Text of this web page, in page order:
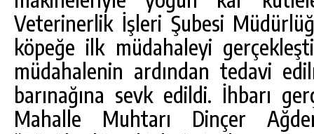
Veterinerlik İşleri Şubesi
köpeğe ilk müdahaleyi
müdahalenin ardından tedavi
barınağına sevk edildi. İhbarı
Mahalle Muhtarı Dinçer
GÜNLÜK HABER AKIŞI
ÖĞRENCILERINE DARENDE GEZISI.